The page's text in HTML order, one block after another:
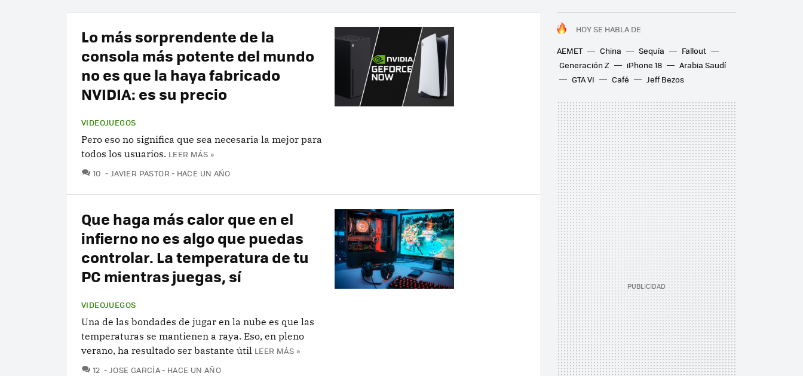
HOY SE HABLA DE
AEMET
China Sequía
Fallout
Generación Z
iPhone 18
Arabia Saudí
GTA VI
Café Jeff Bezos
Lo más sorprendente de la
consola más potente del mundo
no es que la haya fabricado
NVIDIA: es su precio
VIDEOJUEGOS
Pero eso no significa que sea necesaria la mejor para
todos los usuarios. LEER MÁS »
10 COMENTARIOS
JAVIER PASTOR HACE UN AÑO
Que haga más calor que en el
infierno no es algo que puedas
controlar. La temperatura de tu
PC mientras juegas, sí
VIDEOJUEGOS
Una de las bondades de jugar en la nube es que las
temperaturas se mantienen a raya. Eso, en pleno
verano, ha resultado ser bastante útil LEER MÁS »
12 COMENTARIOS
JOSE GARCÍA HACE UN AÑO